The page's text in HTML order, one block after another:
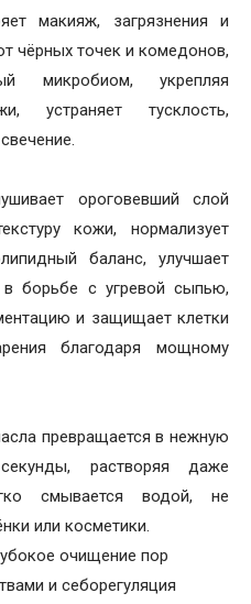
макияж, загрязнения и
чёрных точек и комедонов,
микробиом, укрепляя
устраняет тусклость,
ороговевший слой
кожи, нормализует
баланс, улучшает
борьбе с угревой сыпью,
и защищает клетки
благодаря мощному
превращается в нежную
растворяя даже
смывается водой, не
или косметики.
очищение пор
и себорегуляция